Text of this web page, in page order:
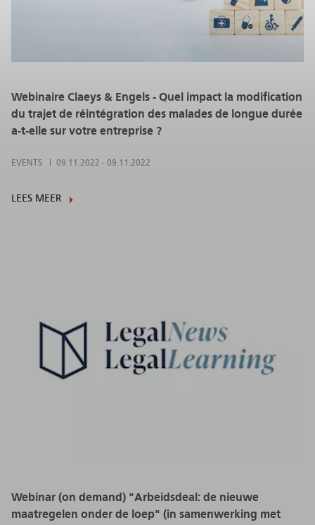
Webinaire Claeys & Engels - Quel impact la modification
du trajet de réintégration des malades de longue durée
a-t-elle sur votre entreprise ?
EVENTS 09.11.2022 - 09.11.2022
LEES MEER
Webinar (on demand) "Arbeidsdeal: de nieuwe
maatregelen onder de loep" (in samenwerking met